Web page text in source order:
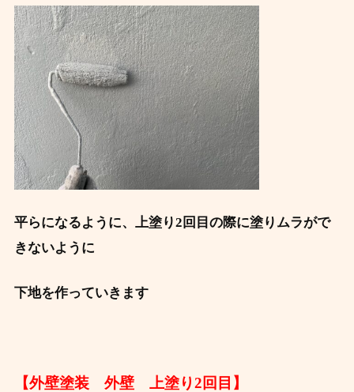
平らになるように、上塗り2回目の際に塗りムラがで
きないように
下地を作っていきます
【外壁塗装 外壁 上塗り2回目】